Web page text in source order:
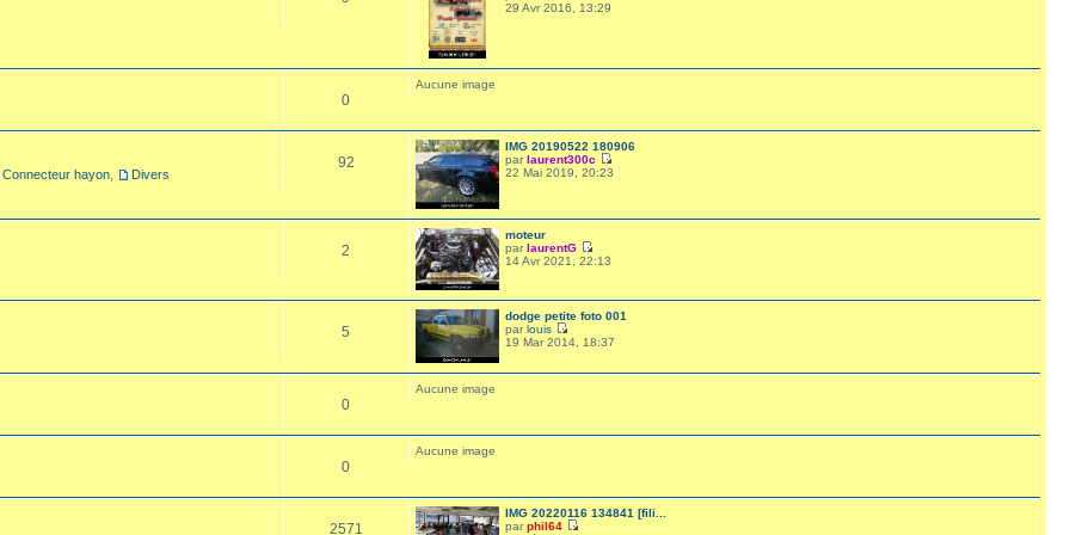
29 Avr 2016, 13:29
0
Aucune image
Connecteur hayon Divers
92
IMG 20190522 180906
parlaurent300c
22 Mai 2019, 20:23
2
moteur
parlaurentG
14 Avr 2021, 22:13
5
dodge petite foto 001
parlouis
19 Mar 2014, 18:37
0
Aucune image
0
Aucune image
2571
IMG 20220116 134841 [fili...
parphil64